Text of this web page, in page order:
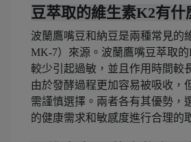
豆萃取的維生素K2有什
波蘭鷹嘴豆和納豆是兩種常見的
MK-7）來源。波蘭鷹嘴豆萃取
較少引起過敏，並且作用時間較
由於發酵過程更加容易被吸收，
需謹慎選擇。兩者各有其優勢，
的健康需求和敏感度進行合理的